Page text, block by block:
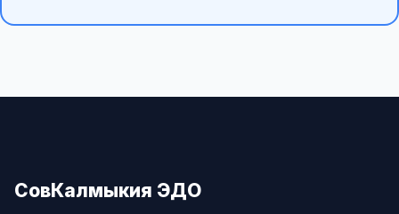
СовКалмыкия ЭДО